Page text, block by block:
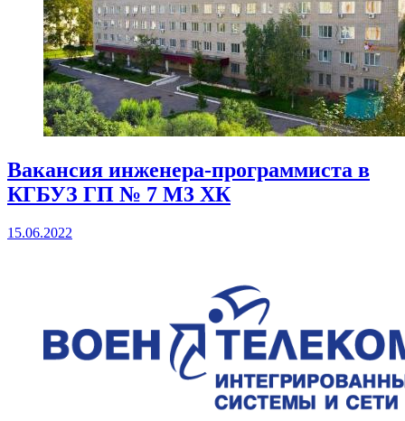
Вакансия инженера-программиста в
КГБУЗ ГП № 7 М3 ХК
15.06.2022